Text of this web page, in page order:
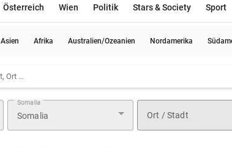
arrow_right
Österreich Wien Politik Stars & Society Sport
Asien Afrika Australien/Ozeanien Nordamerika
Somalia
Ort / Stadt